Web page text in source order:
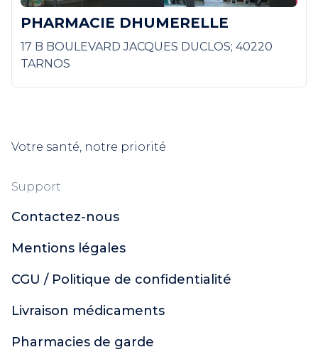
PHARMACIE DHUMERELLE
17 B BOULEVARD JACQUES DUCLOS; 40220
TARNOS
Votre santé, notre priorité
Support
Contactez-nous
Mentions légales
CGU / Politique de confidentialité
Livraison médicaments
Pharmacies de garde